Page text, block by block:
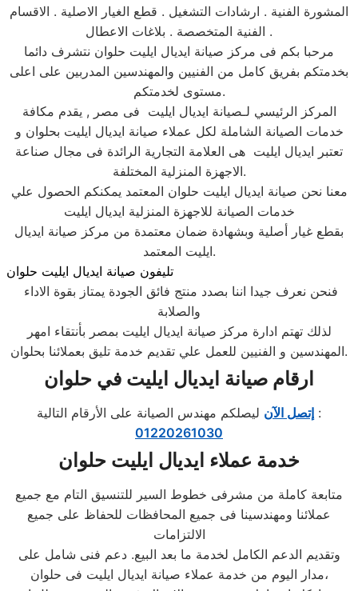
المشورة الفنية . ارشادات التشغيل . قطع الغيار الاصلية . الاقسام
الفنية المتخصصة . بلاغات الاعطال .
مرحبا بكم فى مركز صيانة ايديال ايليت حلوان نتشرف دائما
بخدمتكم بفريق كامل من الفنيين والمهندسين المدربين على اعلى
مستوى لخدمتكم.
المركز الرئيسي لـصيانة ايديال ايليت فى مصر , يقدم مكافة
خدمات الصيانة الشاملة لكل عملاء صيانة ايديال ايليت بحلوان و
تعتبر ايديال ايليت هى العلامة التجارية الرائدة فى مجال صناعة
الاجهزة المنزلية المختلفة.
معنا نحن صيانة ايديال ايليت حلوان المعتمد يمكنكم الحصول علي
خدمات الصيانة للاجهزة المنزلية ايديال ايليت
بقطع غيار أصلية وبشهادة ضمان معتمدة من مركز صيانة ايديال
ايليت المعتمد.
تليفون صيانة ايديال ايليت حلوان
والصلابة
لذلك تهتم ادارة مركز صيانة ايديال ايليت بمصر بأنتقاء امهر
المهندسين و الفنيين للعمل علي تقديم خدمة تليق بعملائنا بحلوان.
ارقام صيانة ايديال ايليت في حلوان
إتصل الآن ليصلكم مهندس الصيانة على الأرقام التالية :
01220261030
خدمة عملاء ايديال ايليت حلوان
متابعة كاملة من مشرفى خطوط السير للتنسيق التام مع جميع
عملائنا ومهندسينا فى جميع المحافظات للحفاظ على جميع
الالتزامات
وتقديم الدعم الكامل لخدمة ما بعد البيع. دعم فنى شامل على
مدار اليوم من خدمة عملاء صيانة ايديال ايليت فى حلوان،